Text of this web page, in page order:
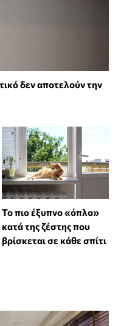
δεν αποτελούν την
To πιο έξυπνο «όπλο»
κατά της ζέστης που
βρίσκεται σε κάθε σπίτι